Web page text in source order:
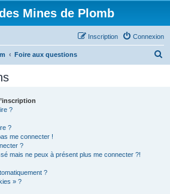
Mines de Plomb
Connexion
Inscription
Foire aux questions
?
?
me connecter !
?
mais ne peux à présent plus me connecter ?!
?
» ?